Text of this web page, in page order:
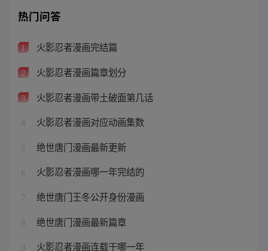
热门问答
1 火影忍者漫画完结篇
2 火影忍者漫画篇章划分
3 火影忍者漫画带土破面第几话
4 火影忍者漫画对应动画集数
5 绝世唐门漫画最新更新
6 火影忍者漫画哪一年完结的
7 绝世唐门王冬公开身份漫画
8 绝世唐门漫画最新篇章
9 火影忍者漫画连载于哪一年